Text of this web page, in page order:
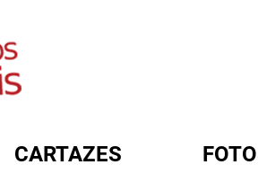
CARTAZES